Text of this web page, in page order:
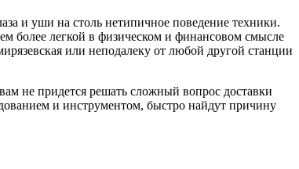
и уши на столь нетипичное поведение техники.
более легкой в физическом и финансовом смысле
или неподалеку от любой другой станции
не придется решать сложный вопрос доставки
и инструментом, быстро найдут причину